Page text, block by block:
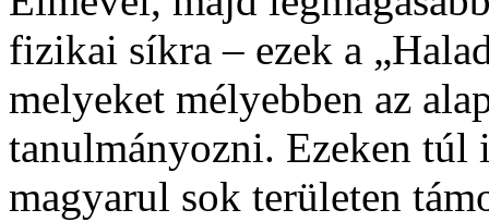
fizikai síkra – ezek a
melyeket mélyebben az
tanulmányozni. Ezeken túl
magyarul sok területen